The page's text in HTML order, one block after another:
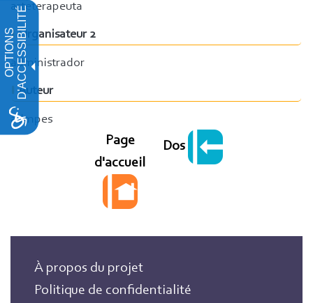
OPTIONSD'ACCESSIBILITÉ
arteterapeuta
Organisateur 2
administrador
Auteur
admpes
Page
d'accueil
Dos
À propos du projet
Politique de confidentialité